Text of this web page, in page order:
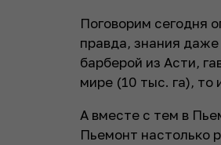
Поговорим сегодня
правда, знания
барберой из Асти,
мире (10 тыс. га), то
А вместе с тем в
Пьемонт настолько